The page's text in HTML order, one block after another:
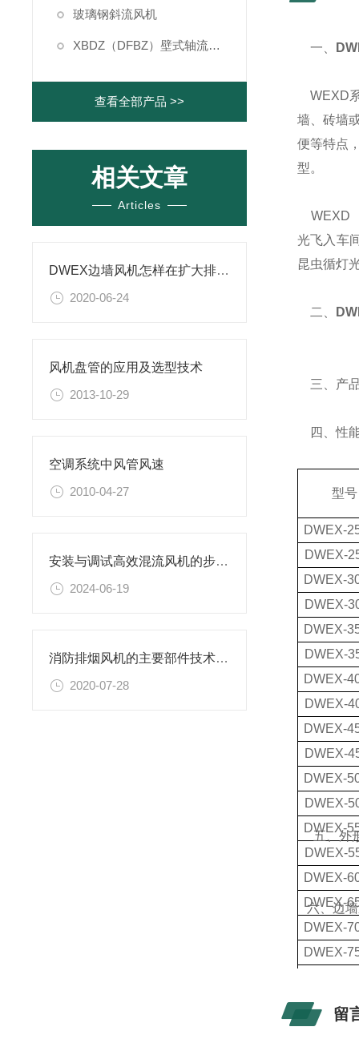
玻璃钢斜流风机
XBDZ（DFBZ）壁式轴流风机
查看全部产品 >>
相关文章
Articles
DWEX边墙风机怎样在扩大排风量的同时保证低噪音
2020-06-24
风机盘管的应用及选型技术
2013-10-29
空调系统中风管风速
2010-04-27
安装与调试高效混流风机的步骤和注意事项
2024-06-19
消防排烟风机的主要部件技术要求是怎样的
2020-07-28
一、
WEXD
墙、砖墙
便等特点
型。
WEXD
光飞入车
昆虫循灯
二、
三、产
四、性
型号
DWEX-
DWEX-
DWEX-
DWEX-
DWEX-
DWEX-
DWEX-
DWEX-
DWEX-
DWEX-
DWEX-
DWEX-
DWEX-
DWEX-
DWEX-
DWEX-
DWEX-
DWEX-
DWEX-
五、外
六、边
留